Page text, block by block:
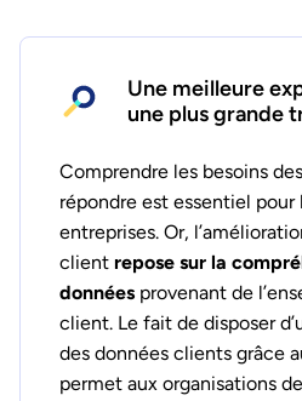
Une meilleure
une plus grande
Comprendre les besoins
répondre est essentiel
entreprises. Or,
client repose sur la
données provenant de
client. Le fait de disposer
des données clients grâce
permet aux organisations